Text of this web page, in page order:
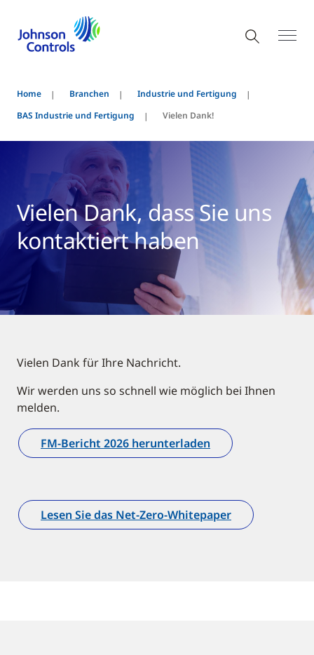
Home Branchen
Industrie und Fertigung
BAS Industrie und Fertigung
Vielen Dank!
Vielen Dank, dass Sie uns
kontaktiert haben
Vielen Dank für Ihre Nachricht.
Wir werden uns so schnell wie möglich bei Ihnen
melden.
FM-Bericht 2026 herunterladen
Lesen Sie das Net-Zero-Whitepaper